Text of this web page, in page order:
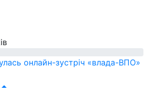
онлайн-зустріч «влада-ВПО»